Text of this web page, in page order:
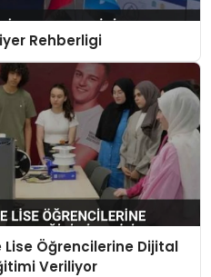
Rehberligi
Öğrencilerine Dijital
Veriliyor